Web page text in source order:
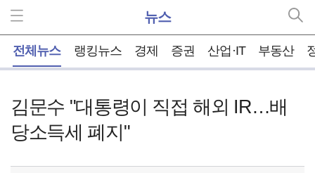
뉴스
전체뉴스 랭킹뉴스 경제 증권 산업·IT 부동산
김문수 "대통령이 직접 해외 IR…배
당소득세 폐지"